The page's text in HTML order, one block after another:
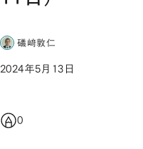
礒﨑敦仁
2024年5月13日
0